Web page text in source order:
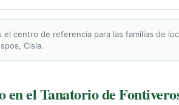
centro de referencia para las familias de
Cisla.
en el Tanatorio de